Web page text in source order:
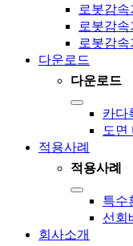
로봇감
로봇감
로봇감
다운로드
다운로드
Toggle
Navigation
카다
도면
적용사례
적용사례
Toggle
Navigation
특수
선회
회사소개